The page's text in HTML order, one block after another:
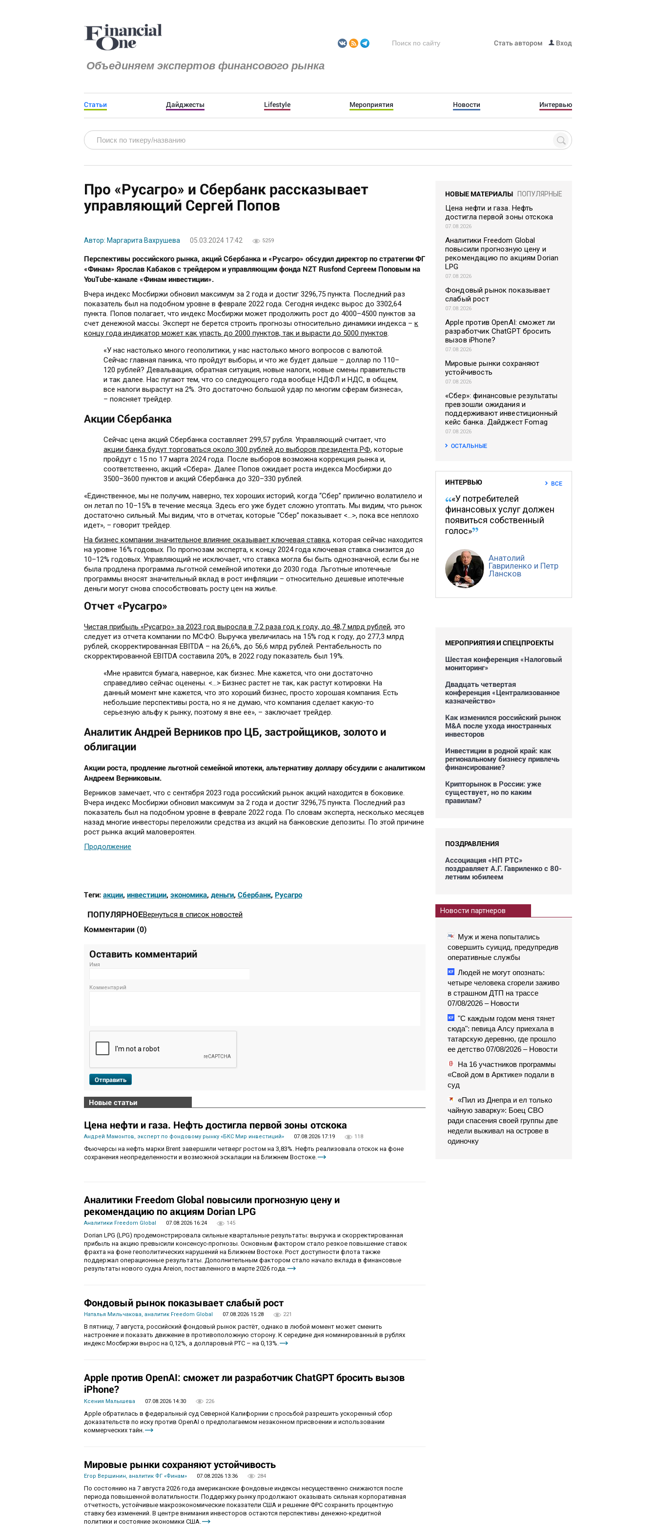
Объединяем экспертов финансового рынка
Стать автором Вход
Статьи Дайджесты Lifestyle Мероприятия Новости Интервью
Про «Русагро» и Сбербанк рассказывает
управляющий Сергей Попов
Автор: Маргарита Вахрушева 05.03.2024 17:42 5259
Перспективы российского рынка, акций Сбербанка и «Русагро» обсудил директор по стратегии ФГ
«Финам» Ярослав Кабаков с трейдером и управляющим фонда NZT Rusfond Сергеем Поповым на
YouTube-канале «Финам инвестиции».
Вчера индекс Мосбиржи обновил максимум за 2 года и достиг 3296,75 пункта. Последний раз
показатель был на подобном уровне в феврале 2022 года. Сегодня индекс вырос до 3302,64
пункта. Попов полагает, что индекс Мосбиржи может продолжить рост до 4000–4500 пунктов за
счет денежной массы. Эксперт не берется строить прогнозы относительно динамики индекса – к
концу года индикатор может как упасть до 2000 пунктов, так и вырасти до 5000 пунктов.
«У нас настолько много геополитики, у нас настолько много вопросов с валютой.
Сейчас главная паника, что пройдут выборы, и что же будет дальше – доллар по 110–
120 рублей? Девальвация, обратная ситуация, новые налоги, новые смены правительств
и так далее. Нас пугают тем, что со следующего года вообще НДФЛ и НДС, в общем,
все налоги вырастут на 2%. Это достаточно большой удар по многим сферам бизнеса»,
– поясняет трейдер.
Акции Сбербанка
Сейчас цена акций Сбербанка составляет 299,57 рубля. Управляющий считает, что
акции банка будут торговаться около 300 рублей до выборов президента РФ, которые
пройдут с 15 по 17 марта 2024 года. После выборов возможна коррекция рынка и,
соответственно, акций «Сбера». Далее Попов ожидает роста индекса Мосбиржи до
3500–3600 пунктов и акций Сбербанка до 320–330 рублей.
«Единственное, мы не получим, наверно, тех хороших историй, когда “Сбер” прилично волатилело и
он летал по 10–15% в течение месяца. Здесь его уже будет сложно утоптать. Мы видим, что рынок
достаточно сильный. Мы видим, что в отчетах, которые “Сбер” показывает <…>, пока все неплохо
идет», – говорит трейдер.
На бизнес компании значительное влияние оказывает ключевая ставка, которая сейчас находится
на уровне 16% годовых. По прогнозам эксперта, к концу 2024 года ключевая ставка снизится до
10–12% годовых. Управляющий не исключает, что ставка могла бы быть однозначной, если бы не
была продлена программа льготной семейной ипотеки до 2030 года. Льготные ипотечные
программы вносят значительный вклад в рост инфляции – относительно дешевые ипотечные
деньги могут снова способствовать росту цен на жилье.
Отчет «Русагро»
Чистая прибыль «Русагро» за 2023 год выросла в 7,2 раза год к году, до 48,7 млрд рублей, это
следует из отчета компании по МСФО. Выручка увеличилась на 15% год к году, до 277,3 млрд
рублей, скорректированная EBITDA – на 26,6%, до 56,6 млрд рублей. Рентабельность по
скорректированной EBITDA составила 20%, в 2022 году показатель был 19%.
«Мне нравится бумага, наверное, как бизнес. Мне кажется, что они достаточно
справедливо сейчас оценены. <…> Бизнес растет не так, как растут котировки. На
данный момент мне кажется, что это хороший бизнес, просто хорошая компания. Есть
небольшие перспективы роста, но я не думаю, что компания сделает какую-то
серьезную альфу к рынку, поэтому я вне ее», – заключает трейдер.
Аналитик Андрей Верников про ЦБ, застройщиков, золото и
облигации
Акции роста, продление льготной семейной ипотеки, альтернативу доллару обсудили с аналитиком
Андреем Верниковым.
Верников замечает, что с сентября 2023 года российский рынок акций находится в боковике.
Вчера индекс Мосбиржи обновил максимум за 2 года и достиг 3296,75 пункта. Последний раз
показатель был на подобном уровне в феврале 2022 года. По словам эксперта, несколько месяцев
назад многие инвесторы переложили средства из акций на банковские депозиты. По этой причине
рост рынка акций маловероятен.
Продолжение
Теги: акции, инвестиции, экономика, деньги, Сбербанк, Русагро
ПОПУЛЯРНОЕВернуться в список новостей
Комментарии (0)
Оставить комментарий
Имя
Комментарий
Отправить
Новые статьи
Цена нефти и газа. Нефть достигла первой зоны отскока
Андрей Мамонтов, эксперт по фондовому рынку «БКС Мир инвестиций» 07.08.2026 17:19 118
Фьючерсы на нефть марки Brent завершили четверг ростом на 3,83%. Нефть реализовала отскок на фоне
сохранения неопределенности и возможной эскалации на Ближнем Востоке.
Аналитики Freedom Global повысили прогнозную цену и
рекомендацию по акциям Dorian LPG
Аналитики Freedom Global 07.08.2026 16:24 145
Dorian LPG (LPG) продемонстрировала сильные квартальные результаты: выручка и скорректированная
прибыль на акцию превысили консенсус-прогнозы. Основным фактором стало резкое повышение ставок
фрахта на фоне геополитических нарушений на Ближнем Востоке. Рост доступности флота также
поддержал операционные результаты. Дополнительным фактором стало начало вклада в финансовые
результаты нового судна Areion, поставленного в марте 2026 года.
Фондовый рынок показывает слабый рост
Наталья Мильчакова, аналитик Freedom Global 07.08.2026 15:28 221
В пятницу, 7 августа, российский фондовый рынок растёт, однако в любой момент может сменить
настроение и показать движение в противоположную сторону. К середине дня номинированный в рублях
индекс Мосбиржи вырос на 0,12%, а долларовый РТС – на 0,13%.
Apple против OpenAI: сможет ли разработчик ChatGPT бросить вызов
iPhone?
Ксения Малышева 07.08.2026 14:30 226
Apple обратилась в федеральный суд Северной Калифорнии с просьбой разрешить ускоренный сбор
доказательств по иску против OpenAI о предполагаемом незаконном присвоении и использовании
коммерческих тайн.
Мировые рынки сохраняют устойчивость
Егор Вершинин, аналитик ФГ «Финам» 07.08.2026 13:36 284
По состоянию на 7 августа 2026 года американские фондовые индексы несущественно снижаются после
периода повышенной волатильности. Поддержку рынку продолжают оказывать сильная корпоративная
отчетность, устойчивые макроэкономические показатели США и решение ФРС сохранить процентную
ставку без изменений. В центре внимания инвесторов остаются перспективы денежно-кредитной
политики и состояние экономики США.
НОВЫЕ МАТЕРИАЛЫ ПОПУЛЯРНЫЕ
Цена нефти и газа. Нефть
достигла первой зоны отскока
07.08.2026
Аналитики Freedom Global
повысили прогнозную цену и
рекомендацию по акциям Dorian
LPG
07.08.2026
Фондовый рынок показывает
слабый рост
07.08.2026
Apple против OpenAI: сможет ли
разработчик ChatGPT бросить
вызов iPhone?
07.08.2026
Мировые рынки сохраняют
устойчивость
07.08.2026
«Сбер»: финансовые результаты
превзошли ожидания и
поддерживают инвестиционный
кейс банка. Дайджест Fomag
07.08.2026
ОСТАЛЬНЫЕ
ИНТЕРВЬЮ ВСЕ
«У потребителей
финансовых услуг должен
появиться собственный
голос»
Анатолий
Гавриленко и Петр
Лансков
МЕРОПРИЯТИЯ И СПЕЦПРОЕКТЫ
Шестая конференция «Налоговый
мониторинг»
Двадцать четвертая
конференция «Централизованное
казначейство»
Как изменился российский рынок
M&A после ухода иностранных
инвесторов
Инвестиции в родной край: как
региональному бизнесу привлечь
финансирование?
Крипторынок в России: уже
существует, но по каким
правилам?
ПОЗДРАВЛЕНИЯ
Ассоциация «НП РТС»
поздравляет А.Г. Гавриленко с 80-
летним юбилеем
Новости партнеров
Муж и жена попытались
совершить суицид, предупредив
оперативные службы
Людей не могут опознать:
четыре человека сгорели заживо
в страшном ДТП на трассе
07/08/2026 – Новости
"С каждым годом меня тянет
сюда": певица Алсу приехала в
татарскую деревню, где прошло
ее детство 07/08/2026 – Новости
На 16 участников программы
«Свой дом в Арктике» подали в
суд
«Пил из Днепра и ел только
чайную заварку»: Боец СВО
ради спасения своей группы две
недели выживал на острове в
одиночку